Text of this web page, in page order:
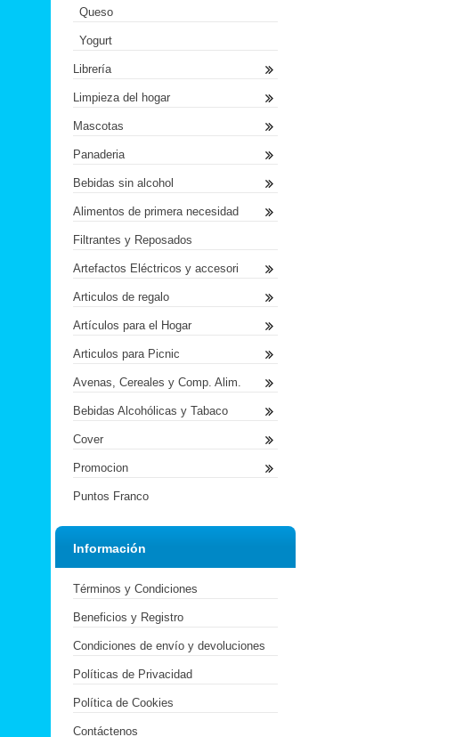
Queso
Yogurt
Librería
Limpieza del hogar
Mascotas
Panaderia
Bebidas sin alcohol
Alimentos de primera necesidad
Filtrantes y Reposados
Artefactos Eléctricos y accesori
Articulos de regalo
Artículos para el Hogar
Articulos para Picnic
Avenas, Cereales y Comp. Alim.
Bebidas Alcohólicas y Tabaco
Cover
Promocion
Puntos Franco
Información
Términos y Condiciones
Beneficios y Registro
Condiciones de envío y devoluciones
Políticas de Privacidad
Política de Cookies
Contáctenos